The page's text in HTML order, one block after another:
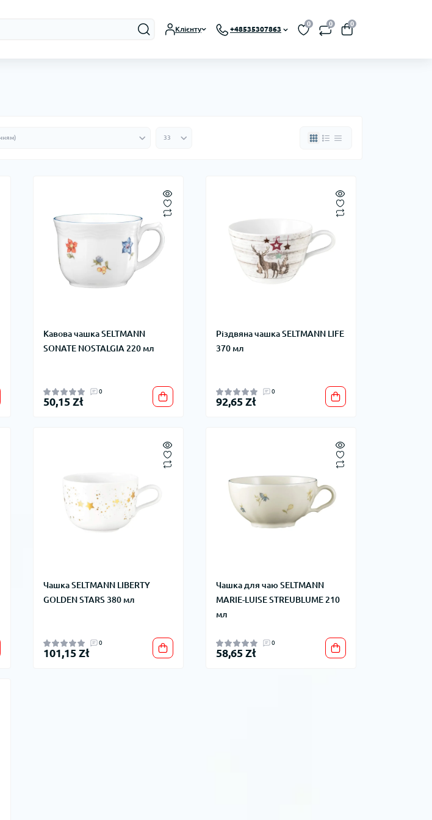
Клієнту +48535307863
0 0 0
Кавова чашка SELTMANN
SONATE NOSTALGIA 220 мл
0
50,15 Zł
Різдвяна чашка SELTMANN LIFE
370 мл
0
92,65 Zł
Чашка SELTMANN LIBERTY
GOLDEN STARS 380 мл
0
101,15 Zł
Чашка для чаю SELTMANN
MARIE-LUISE STREUBLUME 210
мл
0
58,65 Zł